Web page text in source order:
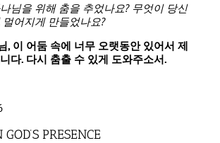
님을 위해 춤을 추었나요? 무엇이 당신
멀어지게 만들었나요?
, 이 어둠 속에 너무 오랫동안 있어서 제
다. 다시 춤출 수 있게 도와주소서.
PRESENCE